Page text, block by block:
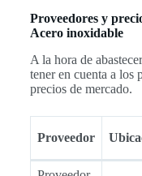
Proveedores y
Acero inoxidable
A la hora de
tener en cuenta a los
precios de mercado.
Proveedor